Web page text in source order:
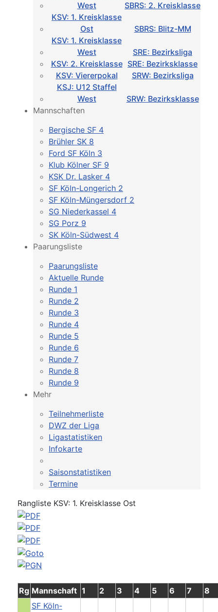
West
SBRS: 2. Kreisklasse
KSV: 1. Kreisklasse
Ost
SBRS: Blitz-MM
KSV: 1. Kreisklasse
West
SRE: Bezirksliga
KSV: 2. Kreisklasse SRE: Bezirksklasse
KSV: Viererpokal
SRW: Bezirksliga
KSJ: U12 Staffel
West
SRW: Bezirksklasse
Mannschaften
Bergische SF 4
Brühler SK 8
Ford SF Köln 3
Klub Kölner SF 9
KSK Dr. Lasker 4
SF Köln-Longerich 2
SF Köln-Müngersdorf 2
SG Niederkassel 4
SG Porz 9
SK Köln-Südwest 4
Paarungsliste
Paarungsliste
Aktuelle Runde
Runde 1
Runde 2
Runde 3
Runde 4
Runde 5
Runde 6
Runde 7
Runde 8
Runde 9
Mehr
Teilnehmerliste
DWZ der Liga
Ligastatistiken
Infokarte
Saisonstatistiken
Termine
Rangliste KSV: 1. Kreisklasse Ost
Rg Mannschaft 1 2 3 4 5 6 7 8
SF Köln-